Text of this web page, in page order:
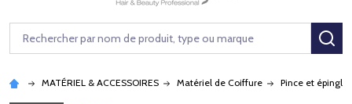
Rechercher
MATÉRIEL & ACCESSOIRES Matériel de Coiffure Pince et épingle